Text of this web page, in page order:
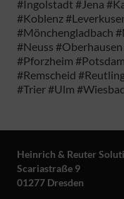
#Ingolstadt #Jena
#Koblenz
#Mönchengladbach
#Neuss
#Pforzheim
#Remscheid
#Trier #Ulm
Heinrich & Reuter
Scariastraße 9
01277 Dresden